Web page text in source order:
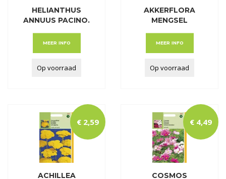
HELIANTHUS
ANNUUS PACINO.
MEER INFO
Op voorraad
AKKERFLORA
MENGSEL
MEER INFO
Op voorraad
ACHILLEA
€ 2,59
COSMOS
€ 4,49